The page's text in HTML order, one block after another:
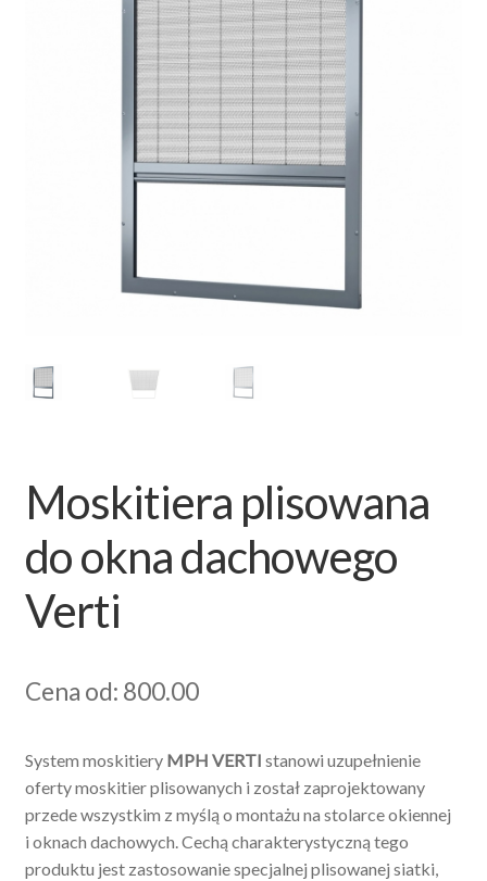
Moskitiera plisowana
do okna dachowego
Verti
Cena od: 800.00
System moskitieryMPH VERTI stanowi uzupełnienie
oferty moskitier plisowanych i został zaprojektowany
przede wszystkim z myślą o montażu na stolarce okiennej
i oknach dachowych. Cechą charakterystyczną tego
produktu jest zastosowanie specjalnej plisowanej siatki,